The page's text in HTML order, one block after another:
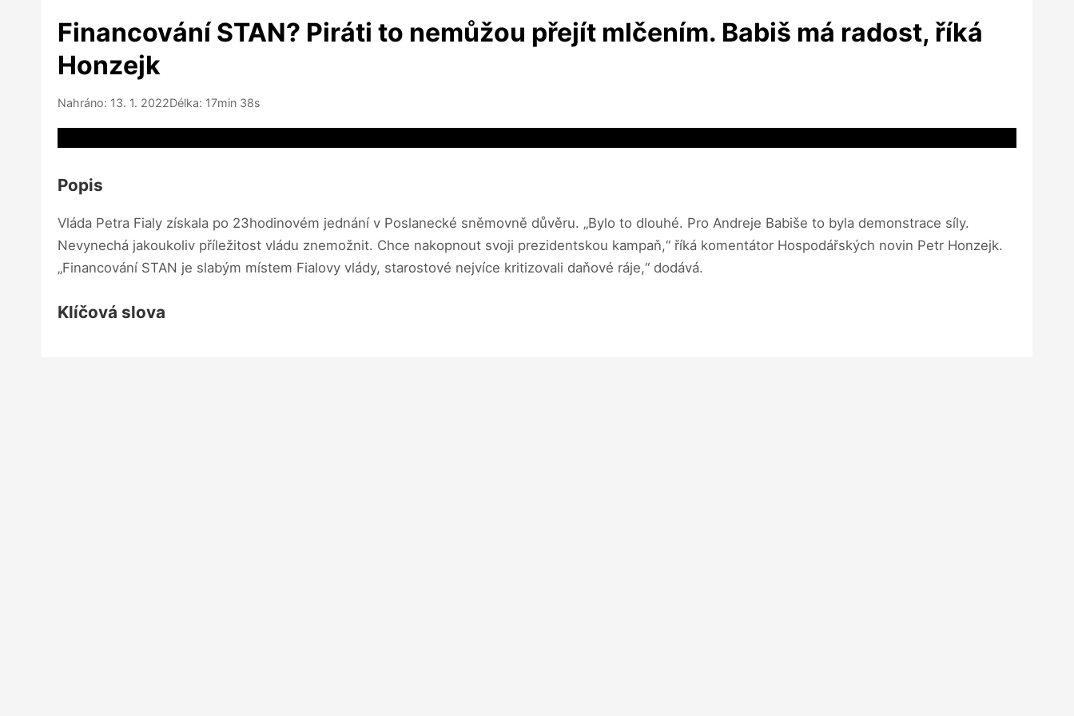
Financování STAN? Piráti to nemůžou přejít mlčením. Babiš má radost, říká
Honzejk
Nahráno: 13. 1. 2022Délka: 17min 38s
Popis
Vláda Petra Fialy získala po 23hodinovém jednání v Poslanecké sněmovně důvěru. „Bylo to dlouhé. Pro Andreje Babiše to byla demonstrace síly.
Nevynechá jakoukoliv příležitost vládu znemožnit. Chce nakopnout svoji prezidentskou kampaň,“ říká komentátor Hospodářských novin Petr Honzejk.
„Financování STAN je slabým místem Fialovy vlády, starostové nejvíce kritizovali daňové ráje,“ dodává.
Klíčová slova